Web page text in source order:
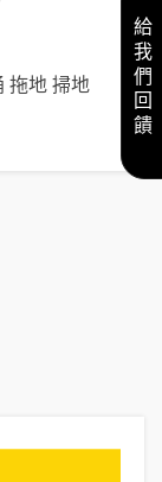
拖地 掃地
給我們回饋